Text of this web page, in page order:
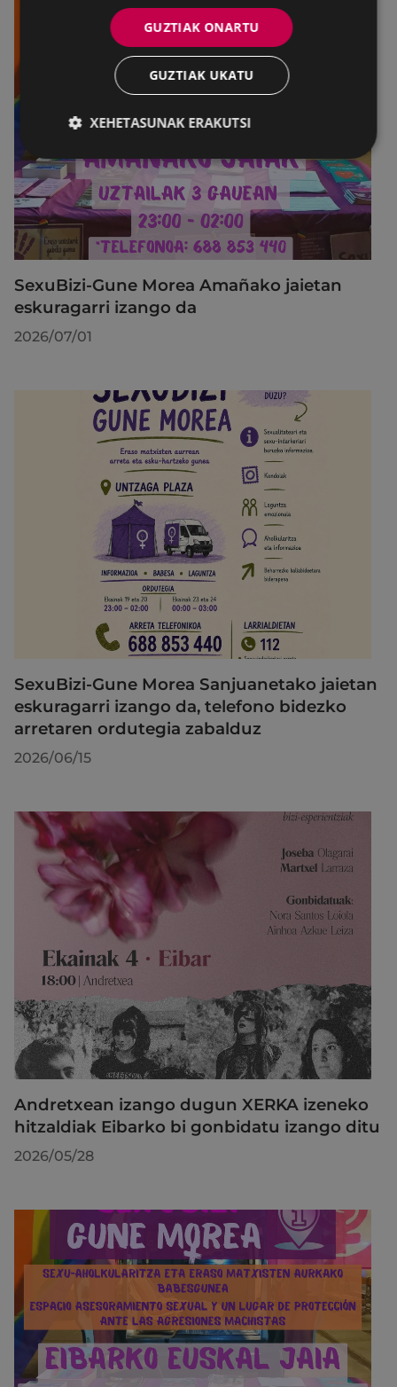
SexuBizi-Gune Morea Amañako jaietan
eskuragarri izango da
2026/07/01
SexuBizi-Gune Morea Sanjuanetako jaietan
eskuragarri izango da, telefono bidezko
arretaren ordutegia zabalduz
2026/06/15
Andretxean izango dugun XERKA izeneko
hitzaldiak Eibarko bi gonbidatu izango ditu
2026/05/28
GUZTIAK ONARTU
GUZTIAK UKATU
XEHETASUNAK ERAKUTSI